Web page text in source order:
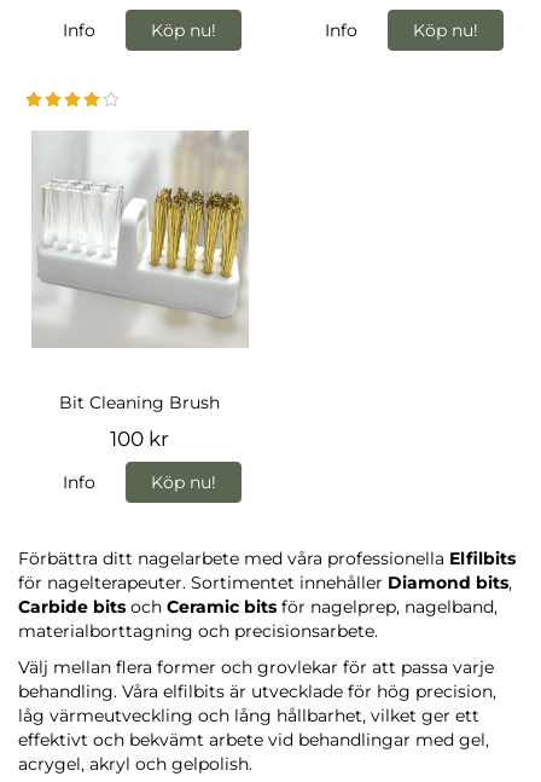
Info Köp nu! Info Köp nu!
Bit Cleaning Brush
100 kr
Info Köp nu!
Förbättra ditt nagelarbete med våra professionella Elfilbits
för nagelterapeuter. Sortimentet innehåller Diamond bits,
Carbide bits och Ceramic bits för nagelprep, nagelband,
materialborttagning och precisionsarbete.
Välj mellan flera former och grovlekar för att passa varje
behandling. Våra elfilbits är utvecklade för hög precision,
låg värmeutveckling och lång hållbarhet, vilket ger ett
effektivt och bekvämt arbete vid behandlingar med gel,
acrygel, akryl och gelpolish.